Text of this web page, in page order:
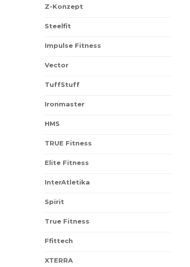
Z-Konzept
Steelfit
Impulse Fitness
Vector
TuffStuff
Ironmaster
HMS
TRUE Fitness
Elite Fitness
InterAtletika
Spirit
True Fitness
Ffittech
XTERRA